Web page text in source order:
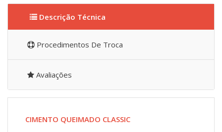
Descrição Técnica
Procedimentos De Troca
Avaliações
CIMENTO QUEIMADO CLASSIC